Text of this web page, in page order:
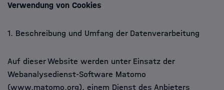
Verwendung von Cookies
1. Beschreibung und Umfang der Datenverarbeitung
Auf dieser Website werden unter Einsatz der
Webanalysedienst-Software Matomo
(www.matomo.org), einem Dienst des Anbieters